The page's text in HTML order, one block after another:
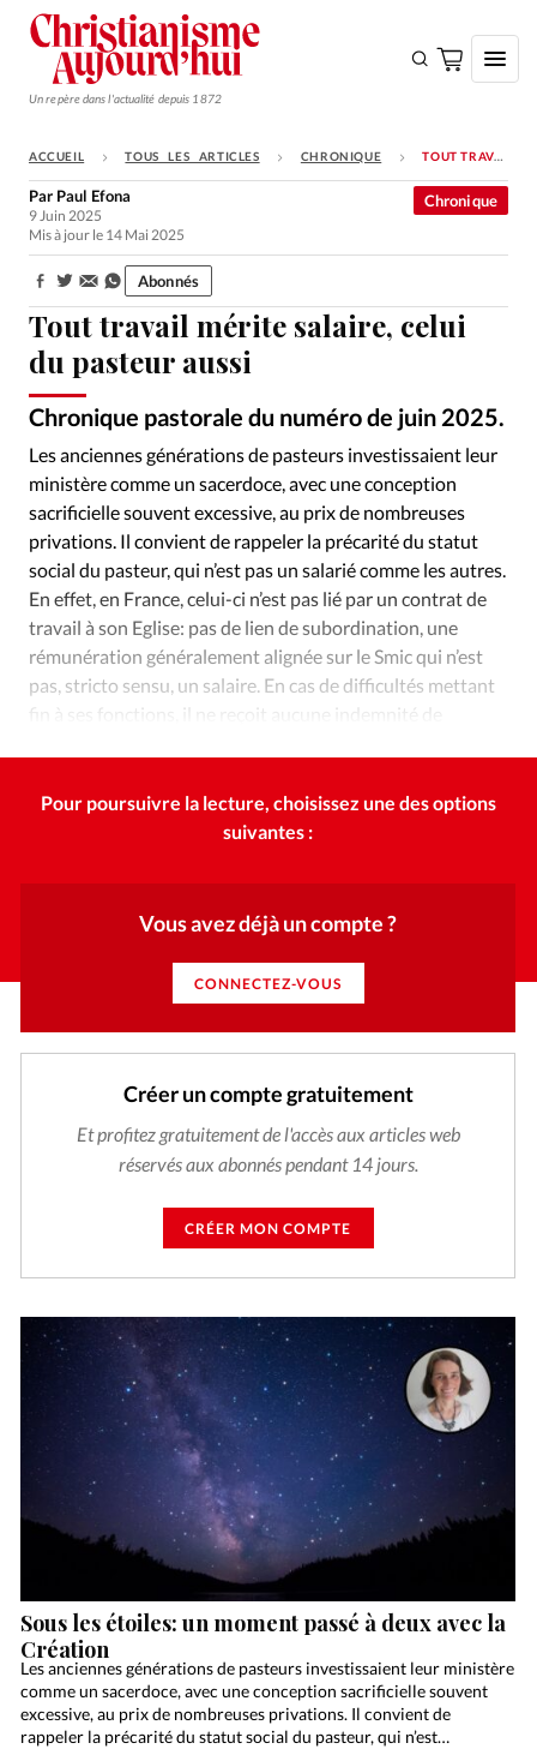
Un repère dans l'actualité depuis 1872
S'ABONNER
Monde
Opinions
Tous les articles
Faire un don
Se connecter
Édition: Internationale
Devise:CHF
RUBRIQUES
Tous les articles
Actualité chrétienne
Actualité internationale
Chronique
Culture
Opinions
Publireportage
Relations Aujourd'hui
Société
Tour du monde des Eglises
Trait d'Ixène
ACCUEIL TOUS LES ARTICLES CHRONIQUE TOUT TRAVAIL MÉRITE SALAIRE, CELUI DU PASTEUR AUSSI
Tout travail mérite salaire, celui
du pasteur aussi
Chronique pastorale du numéro de juin 2025.
Chronique
Par Paul Efona
9 Juin 2025
Mis à jour le 14 Mai 2025
Partager: Abonnés
©SolStock – Getty Images / DR
Les anciennes générations de pasteurs investissaient leur
ministère comme un sacerdoce, avec une conception
sacrificielle souvent excessive, au prix de nombreuses
privations. Il convient de rappeler la précarité du statut
social du pasteur, qui n’est pas un salarié comme les autres.
En effet, en France, celui-ci n’est pas lié par un contrat de
travail à son Eglise: pas de lien de subordination, une
rémunération généralement alignée sur le Smic qui n’est
pas, stricto sensu, un salaire. En cas de difficultés mettant
fin à ses fonctions, il ne reçoit aucune indemnité de
Pour poursuivre la lecture, choisissez une des options
suivantes :
Vous avez déjà un compte ?
CONNECTEZ-VOUS
Créer un compte gratuitement
Et profitez gratuitement de l'accès aux articles web
réservés aux abonnés pendant 14 jours.
CRÉER MON COMPTE
Sous les étoiles: un moment passé à deux avec la
Création
Les anciennes générations de pasteurs investissaient leur ministère
comme un sacerdoce, avec une conception sacrificielle souvent
excessive, au prix de nombreuses privations. Il convient de
rappeler la précarité du statut social du pasteur, qui n’est…